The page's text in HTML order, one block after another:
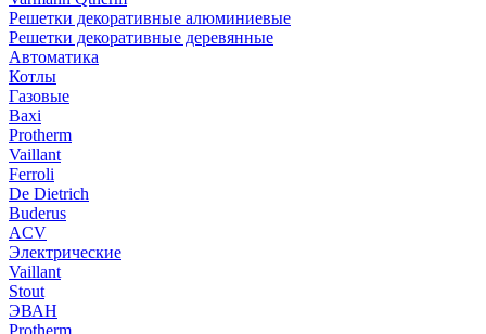
Решетки декоративные алюминиевые
Решетки декоративные деревянные
Автоматика
Котлы
Газовые
Baxi
Protherm
Vaillant
Ferroli
De Dietrich
Buderus
ACV
Электрические
Vaillant
Stout
ЭВАН
Protherm